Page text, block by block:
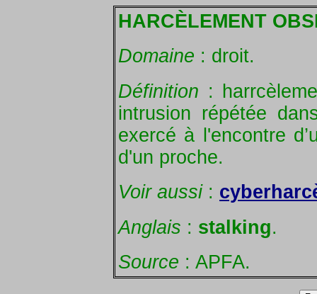
HARCÈLEMENT
Domaine : droit.
Définition :
intrusion répétée
exercé à l'encontre
d'un proche.
Voir aussi:
Anglais : stalking.
Source : APFA.